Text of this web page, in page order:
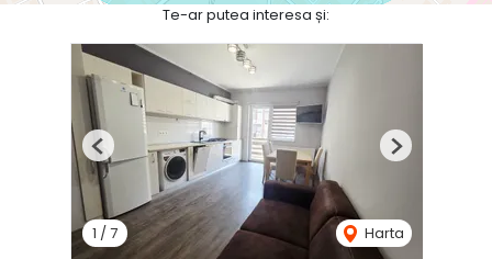
Te-ar putea interesa și:
1 /7 Harta
Previous Next